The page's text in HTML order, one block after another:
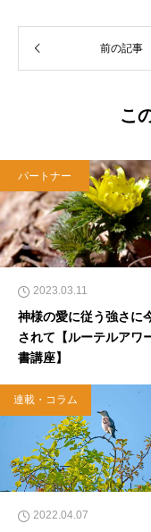
前の記事
こ
パートナー
2023.03.11
神様の愛に従う強さに
されて【ルーテルアワ
書講座】
連載・コラム
2022.04.07